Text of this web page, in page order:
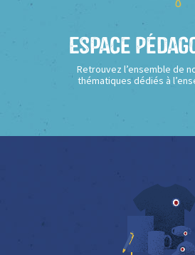
Espace
Retrouvez l’ensemble de
thématiques dédiés à